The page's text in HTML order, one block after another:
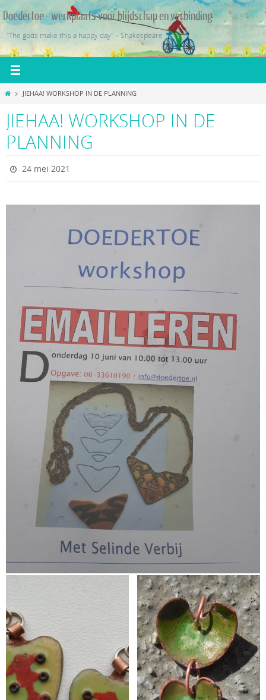
Ga
naar
de
inhoud
Doedertoe - werkplaats voor blijdschap en verbinding
"The gods make this a happy day" – Shakespeare
HomeJIEHAA! WORKSHOP IN DE PLANNING
JIEHAA! WORKSHOP IN DE
PLANNING
24 mei 2021